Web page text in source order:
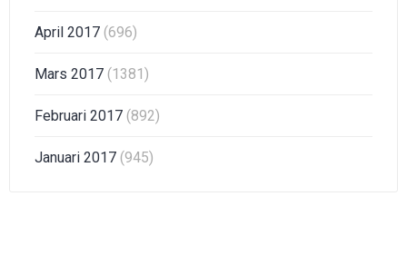
April 2017 (696)
Mars 2017 (1381)
Februari 2017 (892)
Januari 2017 (945)